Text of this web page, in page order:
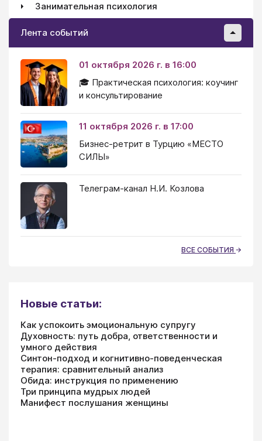
Занимательная психология
Лента событий
01 октября 2026 г. в 16:00
🎓 Практическая психология: коучинг
и консультирование
11 октября 2026 г. в 17:00
Бизнес-ретрит в Турцию «МЕСТО
СИЛЫ»
Телеграм-канал Н.И. Козлова
ВСЕ СОБЫТИЯ
Новые статьи:
Как успокоить эмоциональную супругу
Духовность: путь добра, ответственности и
умного действия
Синтон-подход и когнитивно-поведенческая
терапия: сравнительный анализ
Обида: инструкция по применению
Три принципа мудрых людей
Манифест послушания женщины